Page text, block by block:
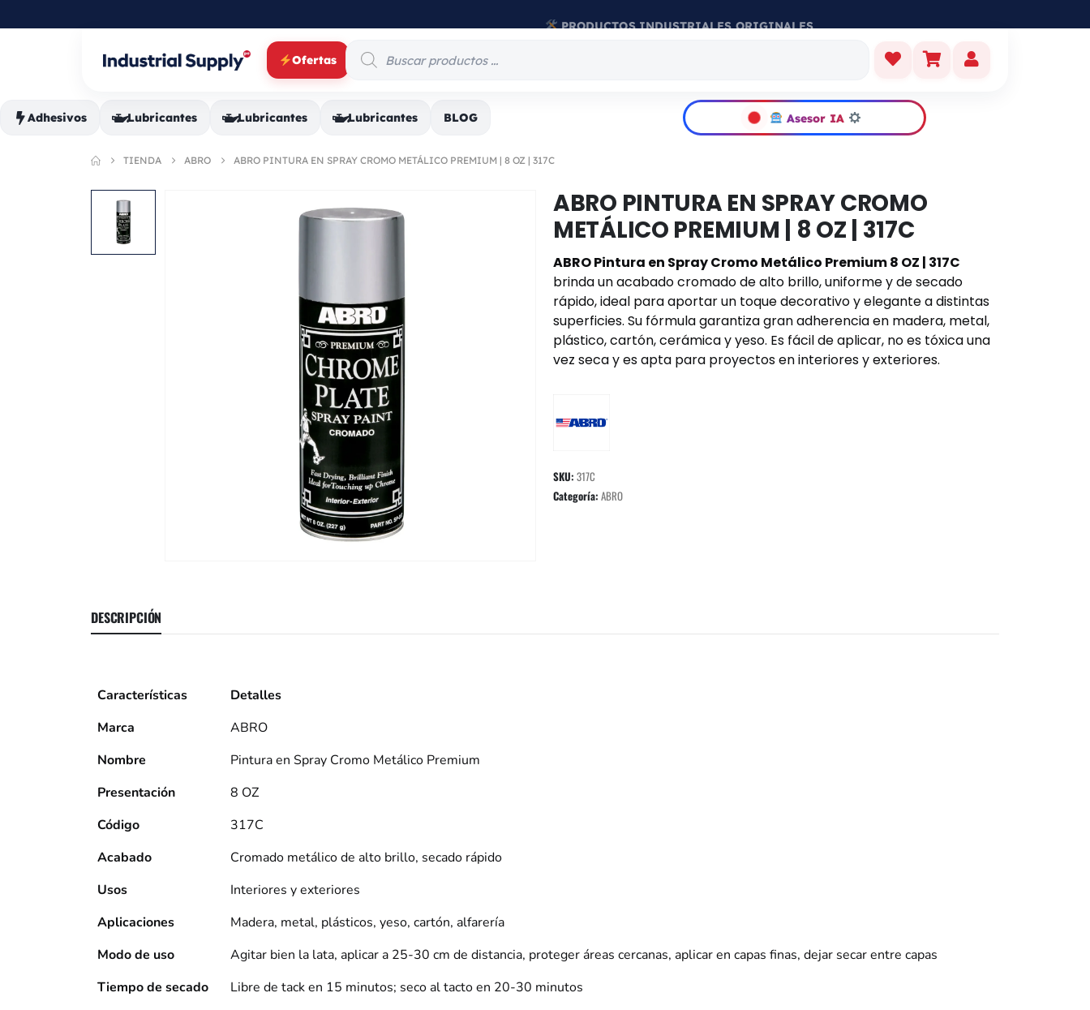
Ofertas
Adhesivos Lubricantes Lubricantes Lubricantes BLOG Asesor IA
TIENDA ABRO ABRO PINTURA EN SPRAY CROMO METÁLICO PREMIUM | 8 OZ | 317C
ABRO PINTURA EN SPRAY CROMO
METÁLICO PREMIUM | 8 OZ | 317C
ABRO Pintura en Spray Cromo Metálico Premium 8 OZ | 317C
brinda un acabado cromado de alto brillo, uniforme y de secado
rápido, ideal para aportar un toque decorativo y elegante a distintas
superficies. Su fórmula garantiza gran adherencia en madera, metal,
plástico, cartón, cerámica y yeso. Es fácil de aplicar, no es tóxica una
vez seca y es apta para proyectos en interiores y exteriores.
SKU: 317C
Categoría: ABRO
DESCRIPCIÓN
Características
Detalles
Marca
ABRO
Nombre
Pintura en Spray Cromo Metálico Premium
Presentación
8 OZ
Código
317C
Acabado
Cromado metálico de alto brillo, secado rápido
Usos
Interiores y exteriores
Aplicaciones
Madera, metal, plásticos, yeso, cartón, alfarería
Modo de uso
Agitar bien la lata, aplicar a 25-30 cm de distancia, proteger áreas cercanas, aplicar en capas finas, dejar secar entre capas
Tiempo de secado
Libre de tack en 15 minutos; seco al tacto en 20-30 minutos